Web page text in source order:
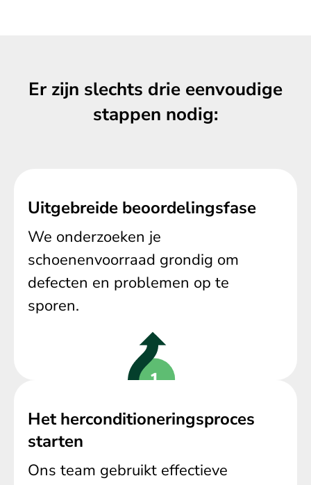
Er zijn slechts drie eenvoudige
stappen nodig:
Uitgebreide beoordelingsfase
We onderzoeken je
schoenenvoorraad grondig om
defecten en problemen op te
sporen.
Het herconditioneringsproces
starten
Ons team gebruikt effectieve